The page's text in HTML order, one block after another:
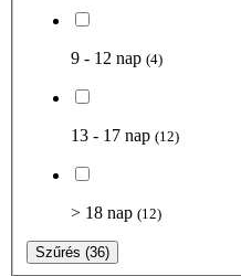
9 - 12 nap (4)
13 - 17 nap (12)
> 18 nap (12)
Szűrés (36)